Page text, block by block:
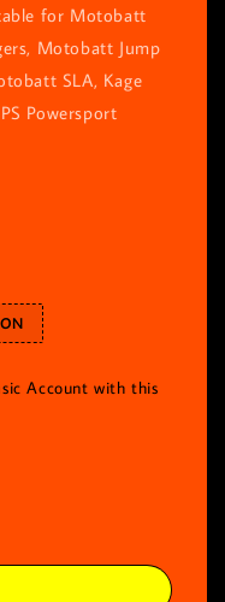
for Motobatt
Motobatt Jump
SLA, Kage
Powersport
Account with this